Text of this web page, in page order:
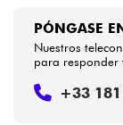
PÓNGASE
Nuestros
para responder
+33